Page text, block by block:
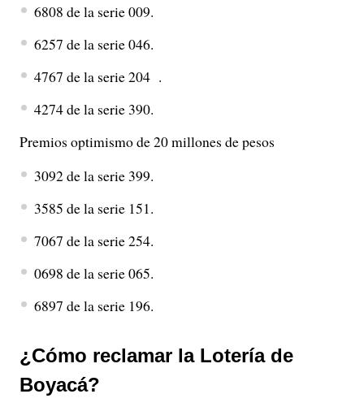
6808 de la serie 009.
6257 de la serie 046.
4767 de la serie 204 .
4274 de la serie 390.
Premios optimismo de 20 millones de pesos
3092 de la serie 399.
3585 de la serie 151.
7067 de la serie 254.
0698 de la serie 065.
6897 de la serie 196.
¿Cómo reclamar la Lotería de
Boyacá?